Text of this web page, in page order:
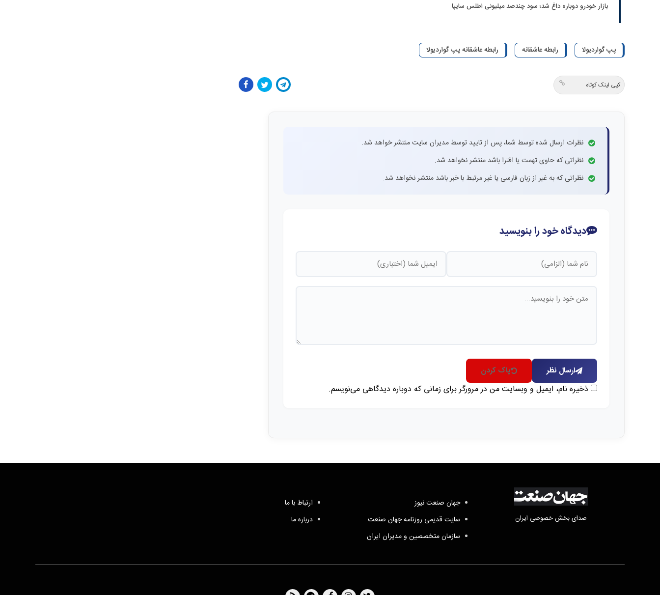
بازار خودرو دوباره داغ شد؛ سود چندصد میلیونی اطلس سایپا
پپ گواردیولا رابطه عاشقانه رابطه عاشقانه پپ گواردیولا
کپی لینک کوتاه
نظرات ارسال شده توسط شما، پس از تایید توسط مدیران سایت منتشر خواهد شد.
نظراتی که حاوی تهمت یا افترا باشد منتشر نخواهد شد.
نظراتی که به غیر از زبان فارسی یا غیر مرتبط با خبر باشد منتشر نخواهد شد.
دیدگاه خود را بنویسید
ارسال نظر پاک کردن
ذخیره نام، ایمیل و وبسایت من در مرورگر برای زمانی که دوباره دیدگاهی می‌نویسم.
صدای بخش خصوصی ایران
جهان صنعت نیوز
سایت قدیمی روزنامه جهان صنعت
سازمان متخصصین و مدیران ایران
ارتباط با ما
درباره ما